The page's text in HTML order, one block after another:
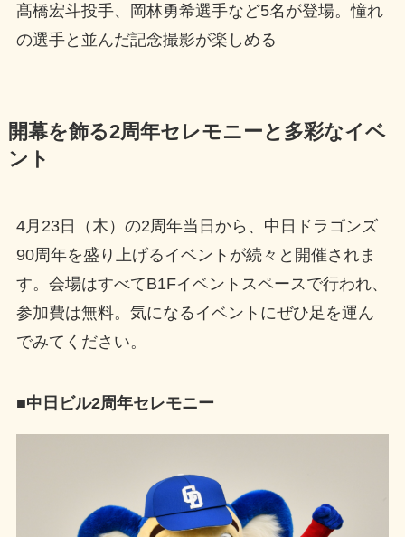
髙橋宏斗投手、岡林勇希選手など5名が登場。憧れ
の選手と並んだ記念撮影が楽しめる
開幕を飾る2周年セレモニーと多彩なイベ
ント
4月23日（木）の2周年当日から、中日ドラゴンズ
90周年を盛り上げるイベントが続々と開催されま
す。会場はすべてB1Fイベントスペースで行われ、
参加費は無料。気になるイベントにぜひ足を運ん
でみてください。
■中日ビル2周年セレモニー